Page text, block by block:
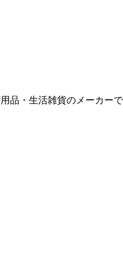
品・生活雑貨のメーカーで